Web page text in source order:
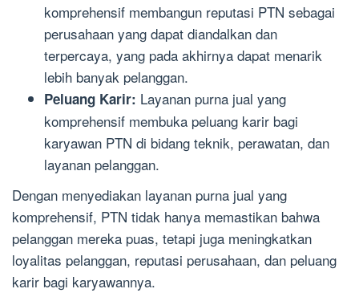
komprehensif membangun reputasi PTN sebagai
perusahaan yang dapat diandalkan dan
terpercaya, yang pada akhirnya dapat menarik
lebih banyak pelanggan.
Peluang Karir: Layanan purna jual yang
komprehensif membuka peluang karir bagi
karyawan PTN di bidang teknik, perawatan, dan
layanan pelanggan.
Dengan menyediakan layanan purna jual yang
komprehensif, PTN tidak hanya memastikan bahwa
pelanggan mereka puas, tetapi juga meningkatkan
loyalitas pelanggan, reputasi perusahaan, dan peluang
karir bagi karyawannya.